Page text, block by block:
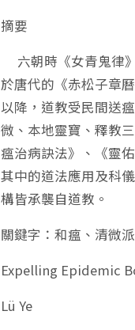
摘要
六朝時《女青鬼律
於唐代的《赤松子章
以降，道教受民間送
微、本地靈寶、釋教
瘟治病訣法》、《靈
其中的道法應用及科
構皆承襲自道教。
關鍵字：和瘟、清微
Expelling Epidemic
Lü Ye